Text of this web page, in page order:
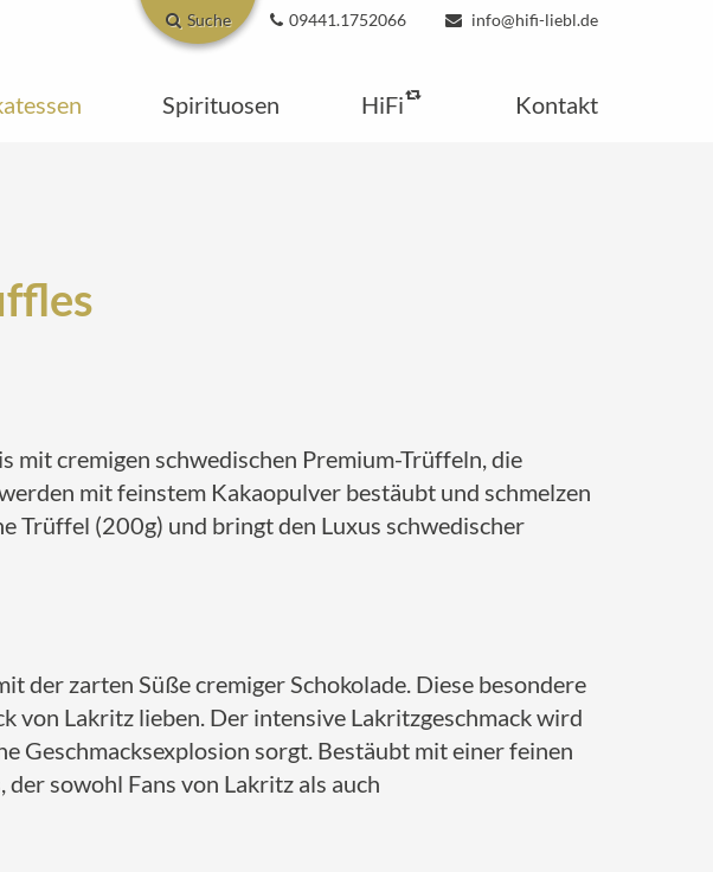
Suche 09441.1752066 info@hifi-liebl.de
Spirituosen HiFi Kontakt
cremigen schwedischen Premium-Trüffeln, die
mit feinstem Kakaopulver bestäubt und schmelzen
Trüffel (200g) und bringt den Luxus schwedischer
der zarten Süße cremiger Schokolade. Diese besondere
von Lakritz lieben. Der intensive Lakritzgeschmack wird
Geschmacksexplosion sorgt. Bestäubt mit einer feinen
sowohl Fans von Lakritz als auch